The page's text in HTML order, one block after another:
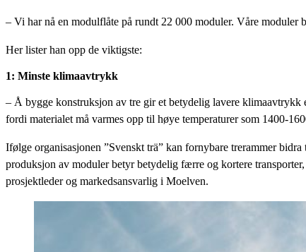
– Vi har nå en modulflåte på rundt 22 000 moduler. Våre
Her lister han opp de viktigste:
1: Minste klimaavtrykk
– Å bygge konstruksjon av tre gir et betydelig lavere klimaavtrykk
fordi materialet må varmes opp til høye temperaturer som 1400-
Ifølge organisasjonen ”Svenskt trä” kan fornybare trerammer
produksjon av moduler betyr betydelig færre og kortere
prosjektleder og markedsansvarlig i Moelven.